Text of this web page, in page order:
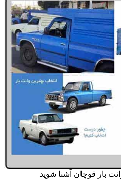
بار قوچان آشنا شوید